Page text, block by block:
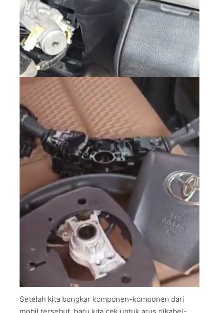
Setelah kita bongkar komponen-komponen dari